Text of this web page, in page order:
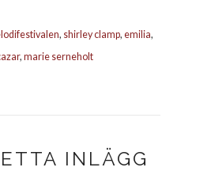
, shirley clamp, emilia,
, marie serneholt
INLÄGG